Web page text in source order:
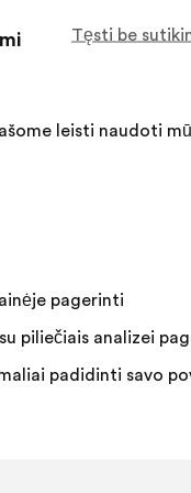
šio
17
įvertintas
Neturiu
:kartų
peut-elle garantir
à
Tęsti be
leisti naudoti
pagerinti
piliečiais analizei
padidinti savo